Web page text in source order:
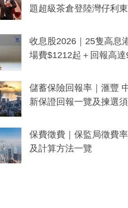
題超級茶倉登陸灣仔利
y及香港限定特調系列
收息股2026｜25隻高息
場費$1212起＋回報高達
儲蓄保險回報率｜滙豐
新保證回報一覽及揀選
保費徵費｜保監局徵費
及計算方法一覽